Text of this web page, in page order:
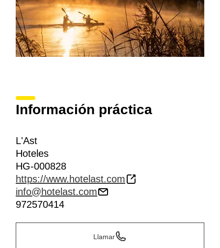
Información práctica
L'Ast
Hoteles
HG-000828
https://www.hotelast.com
info@hotelast.com
972570414
Llamar